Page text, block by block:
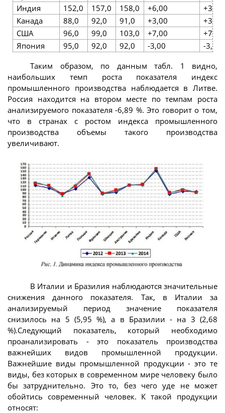
Индия
152,0 157,0 158,0 +6,00
+3,9
Канада
88,0 92,0 91,0 +3,00
+3,4
США
96,0 99,0 103,0 +7,00
+7,2
Япония
95,0 92,0 92,0 -3,00 -3,2
Таким образом, по данным табл. 1 видно,
наибольших темп роста показателя индекс
промышленного производства наблюдается в Литве.
Россия находится на втором месте по темпам роста
анализируемого показателя -6,89 %. Это говорит о том,
что в странах с ростом индекса промышленного
производства объемы такого производства
увеличивают.
В Италии и Бразилия наблюдаются значительные
снижения данного показателя. Так, в Италии за
анализируемый период значение показателя
снизилось на 5 (5,95 %), а в Бразилии - на 3 (2,68
%).Следующий показатель, который необходимо
проанализировать - это показатель производства
важнейших видов промышленной продукции.
Важнейшие виды промышленной продукции - это те
виды, без которых в современном мире человеку было
бы затруднительно. Это то, без чего уде не может
обойтись современный человек. К такой продукции
относят: